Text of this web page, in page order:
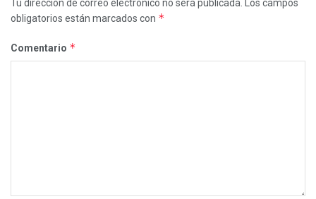
Tu dirección de correo electrónico no será publicada.
Los campos
obligatorios están marcados con *
Comentario *